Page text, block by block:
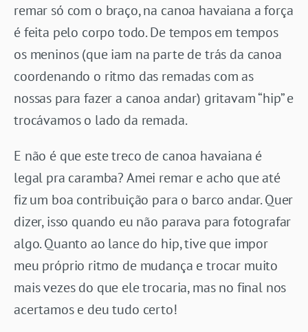
remar só com o braço, na canoa havaiana a força
é feita pelo corpo todo. De tempos em tempos
os meninos (que iam na parte de trás da canoa
coordenando o ritmo das remadas com as
nossas para fazer a canoa andar) gritavam “hip” e
trocávamos o lado da remada.
E não é que este treco de canoa havaiana é
legal pra caramba? Amei remar e acho que até
fiz um boa contribuição para o barco andar. Quer
dizer, isso quando eu não parava para fotografar
algo. Quanto ao lance do hip, tive que impor
meu próprio ritmo de mudança e trocar muito
mais vezes do que ele trocaria, mas no final nos
acertamos e deu tudo certo!